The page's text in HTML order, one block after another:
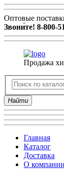
Оптовые
Звони́те! 8-800-
Продажа
Найти
Главная
Каталог
Доставка
О компании